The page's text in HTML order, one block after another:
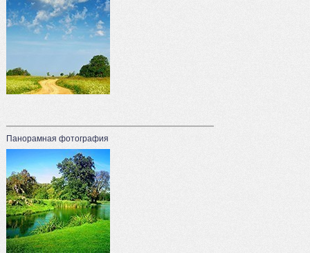
Панорамная фотография